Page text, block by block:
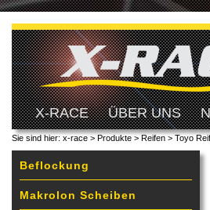
X-RACE ÜBER UNS
Sie sind hier: x-race > Produkte > Reifen > Toyo
Beflockung
Makrolon Scheiben